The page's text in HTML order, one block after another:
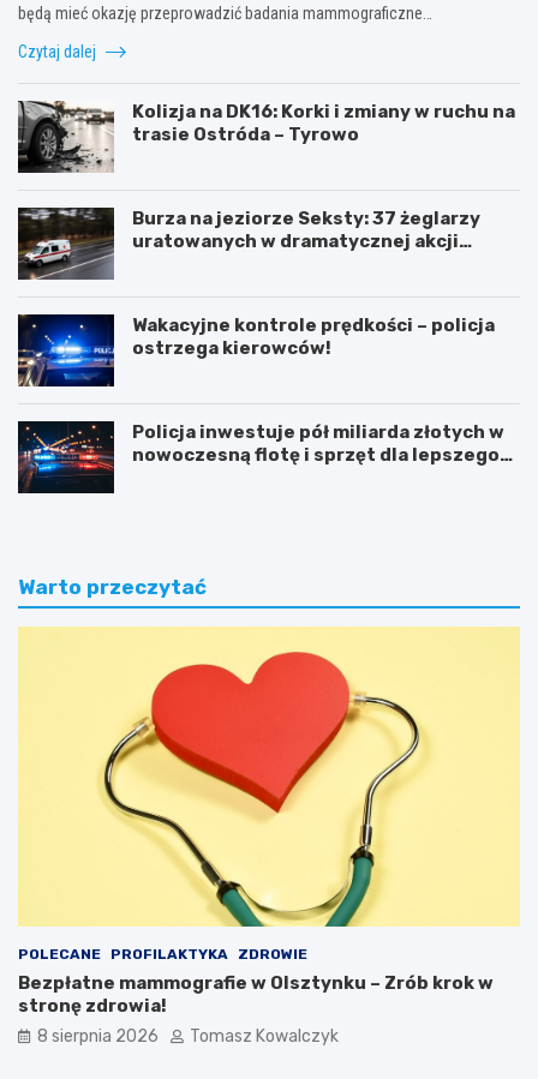
będą mieć okazję przeprowadzić badania mammograficzne…
Czytaj dalej
Kolizja na DK16: Korki i zmiany w ruchu na
trasie Ostróda – Tyrowo
Burza na jeziorze Seksty: 37 żeglarzy
uratowanych w dramatycznej akcji
Wakacyjne kontrole prędkości – policja
ostrzega kierowców!
Policja inwestuje pół miliarda złotych w
nowoczesną flotę i sprzęt dla lepszego
Warto przeczytać
POLECANE PROFILAKTYKA ZDROWIE
Bezpłatne mammografie w Olsztynku – Zrób krok w
stronę zdrowia!
8 sierpnia 2026 Tomasz Kowalczyk